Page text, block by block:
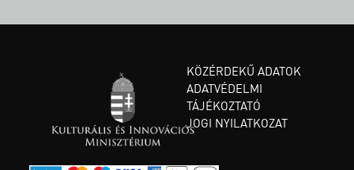
KÖZÉRDEKŰ ADATOK
ADATVÉDELMI
TÁJÉKOZTATÓ
JOGI NYILATKOZAT